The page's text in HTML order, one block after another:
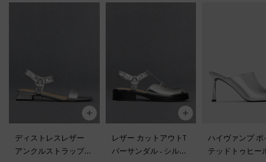
ディストレスレザー
アンクルストラップサ
レザー カットアウトT
バーサンダル- シルバ
ハイヴァンプ ポ
テッドトゥヒー